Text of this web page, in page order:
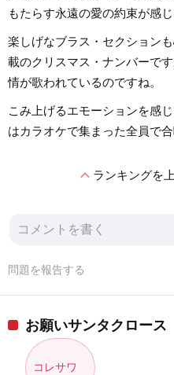
もたらす永遠の愛の約束が感じ
楽しげなブラス・セクション
載のクリスマス・ナンバーで
情が歌われているのですね。
こみ上げるエモーションを感
はカラオケで集まった全員で
expand_lessランキングを
問題を報告する
お願いサンタクロース
コレサワ